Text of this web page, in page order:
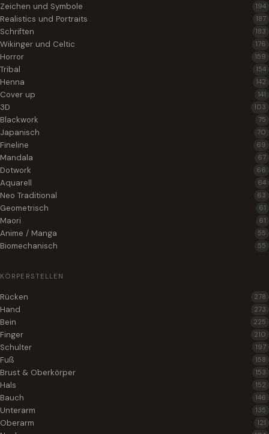
Zeichen und Symbole 194
Realistics und Portraits 187
Schriften 183
Wikinger und Celtic 176
Horror 159
Tribal 154
Henna 142
Cover up 141
3D 103
Blackwork 75
Japanisch 70
Fineline 69
Mandala 67
Dotwork 66
Aquarell 64
Neo Traditional 63
Geometrisch 61
Maori 61
Anime / Manga 55
Biomechanisch 55
KÖRPERSTELLEN
Rücken 278
Hand 273
Bein 225
Finger 210
Schulter 197
Fuß 158
Brust & Oberkörper 153
Hals 152
Bauch 146
Unterarm 135
Oberarm 121